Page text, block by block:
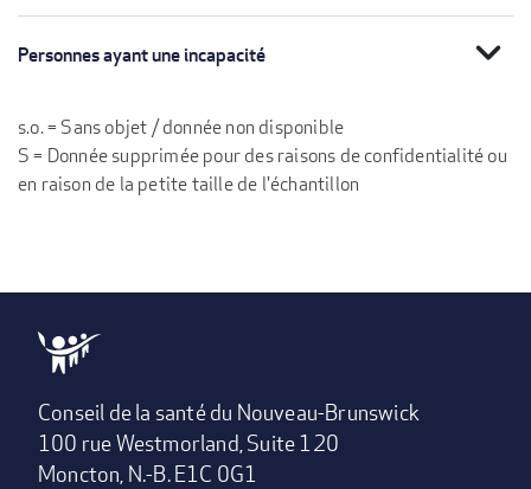
Personnes ayant une incapacité expand_more
s.o. = Sans objet / donnée non disponible
S = Donnée supprimée pour des raisons de confidentialité ou
en raison de la petite taille de l'échantillon
Conseil de la santé du Nouveau-Brunswick
100 rue Westmorland, Suite 120
Moncton, N.-B. E1C 0G1